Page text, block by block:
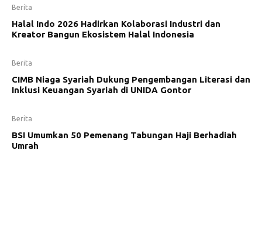
Berita
Halal Indo 2026 Hadirkan Kolaborasi Industri dan
Kreator Bangun Ekosistem Halal Indonesia
Berita
CIMB Niaga Syariah Dukung Pengembangan Literasi dan
Inklusi Keuangan Syariah di UNIDA Gontor
Berita
BSI Umumkan 50 Pemenang Tabungan Haji Berhadiah
Umrah